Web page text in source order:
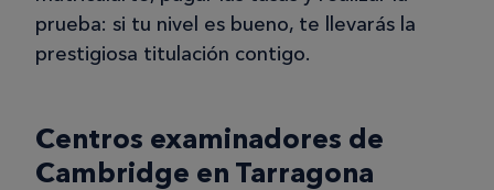
prueba: si tu nivel es bueno, te llevarás la
prestigiosa titulación contigo.
Centros examinadores de
Cambridge en Tarragona